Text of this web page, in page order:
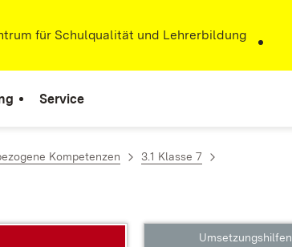
neuem Fenster)
für Schulqualität und Lehrerbildung
Service
Kompetenzen
3.1 Klasse 7
Umsetzungshilfen